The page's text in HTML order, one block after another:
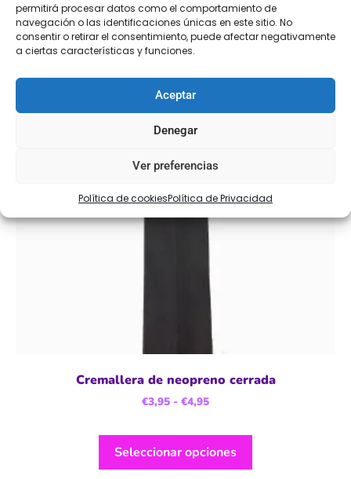
permitirá procesar datos como el comportamiento de
navegación o las identificaciones únicas en este sitio. No
consentir o retirar el consentimiento, puede afectar negativamente
a ciertas características y funciones.
Aceptar
Denegar
Ver preferencias
Política de cookiesPolítica de Privacidad
Cremallera de neopreno cerrada
€3,95 - €4,95
Seleccionar opciones